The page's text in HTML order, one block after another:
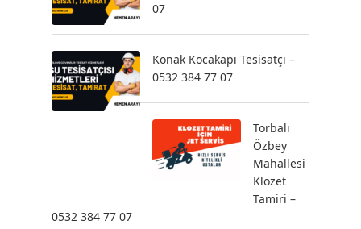
07
Konak Kocakapı Tesisatçı –
0532 384 77 07
Torbalı
Özbey
Mahallesi
Klozet
Tamiri –
0532 384 77 07